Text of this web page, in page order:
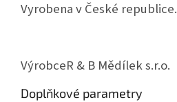
Vyrobena v České republice.
VýrobceR & B Mědílek s.r.o.
Doplňkové parametry